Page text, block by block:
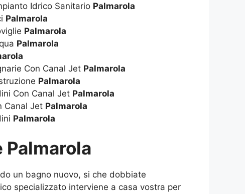
Idrico Sanitario Palmarola
Palmarola
Palmarola
Palmarola
Con Canal Jet Palmarola
Palmarola
Con Canal Jet Palmarola
Canal Jet Palmarola
Palmarola
un bagno nuovo, si che dobbiate
specializzato interviene a casa vostra per